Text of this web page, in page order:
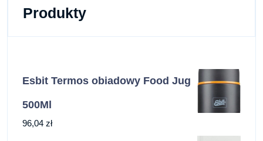
Produkty
Esbit Termos obiadowy Food Jug
500Ml
96,04 zł